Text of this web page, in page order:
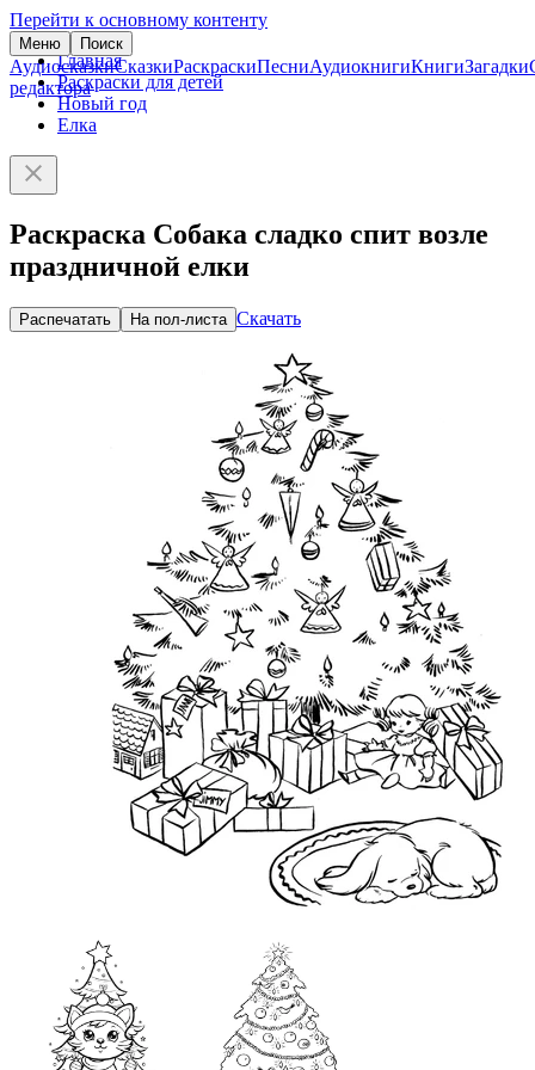
Перейти к основному контенту
Меню Поиск
АудиосказкиСказкиРаскраскиПесниАудиокнигиКнигиЗагадки
редактора
Главная
Раскраски для детей
Новый год
Елка
Раскраска Собака сладко спит возле
праздничной елки
Распечатать На пол-листа Скачать